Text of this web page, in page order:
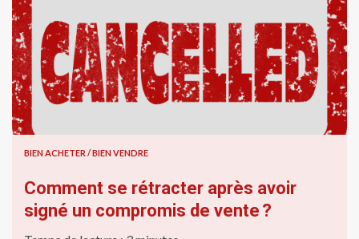
BIEN ACHETER / BIEN VENDRE
Comment se rétracter après avoir
signé un compromis de vente ?